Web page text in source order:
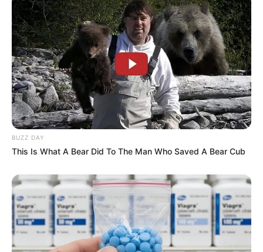
MEMBROS DE INSTITUTO REBATEM
PROMOTORA EXTREMISTA QUE SE REVOLTOU
POR CITAÇÃO A DEUS
pensandodireita.com